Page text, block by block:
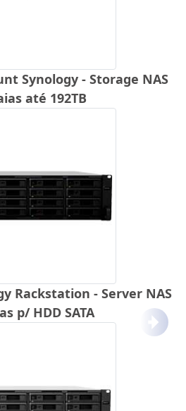
Synology - Storage NAS
até 192TB
Rackstation - Server NAS
p/ HDD SATA